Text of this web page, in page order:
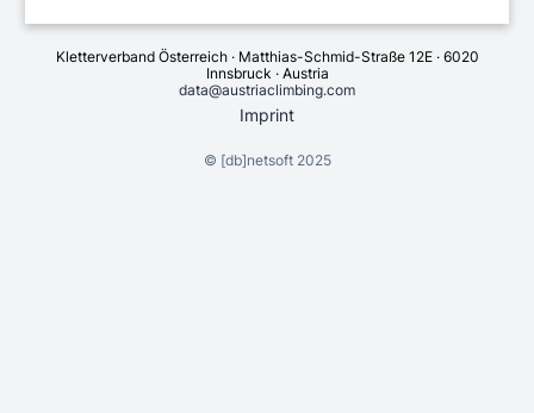
Kletterverband Österreich · Matthias-Schmid-Straße 12E · 6020
Innsbruck · Austria
data@austriaclimbing.com
Imprint
© [db]netsoft2025